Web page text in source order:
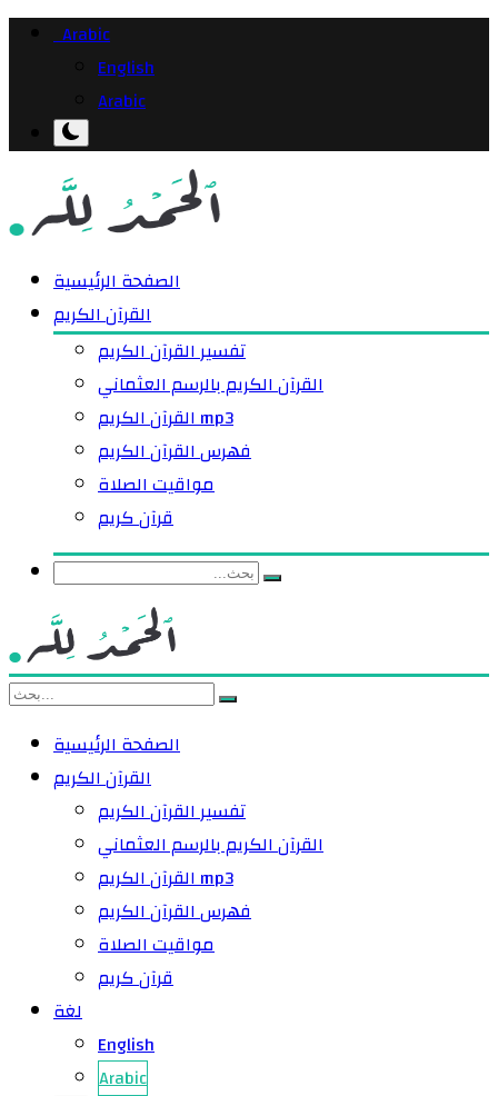
Arabic
English
Arabic
الصفحة الرئيسية
القرآن الكريم
تفسير القرآن الكريم
القرآن الكريم بالرسم العثماني
القرآن الكريم mp3
فهرس القرآن الكريم
مواقيت الصلاة
قرآن كريم
الصفحة الرئيسية
القرآن الكريم
تفسير القرآن الكريم
القرآن الكريم بالرسم العثماني
القرآن الكريم mp3
فهرس القرآن الكريم
مواقيت الصلاة
قرآن كريم
لغة
English
Arabic